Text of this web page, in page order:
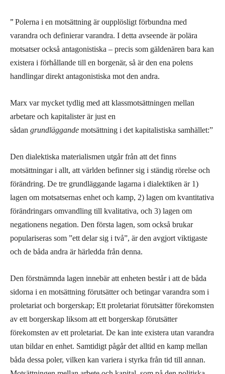
” Polerna i en motsättning är oupplösligt förbundna med
varandra och definierar varandra. I detta avseende är polära
motsatser också antagonistiska – precis som gäldenären bara kan
existera i förhållande till en borgenär, så är den ena polens
handlingar direkt antagonistiska mot den andra.
Marx var mycket tydlig med att klassmotsättningen mellan
arbetare och kapitalister är just en
sådan grundläggande motsättning i det kapitalistiska samhället:”
Den dialektiska materialismen utgår från att det finns
motsättningar i allt, att världen befinner sig i ständig rörelse och
förändring. De tre grundläggande lagarna i dialektiken är 1)
lagen om motsatsernas enhet och kamp, 2) lagen om kvantitativa
förändringars omvandling till kvalitativa, och 3) lagen om
negationens negation. Den första lagen, som också brukar
populariseras som ”ett delar sig i två”, är den avgjort viktigaste
och de båda andra är härledda från denna.
Den förstnämnda lagen innebär att enheten består i att de båda
sidorna i en motsättning förutsätter och betingar varandra som i
proletariat och borgerskap; Ett proletariat förutsätter förekomsten
av ett borgerskap liksom att ett borgerskap förutsätter
förekomsten av ett proletariat. De kan inte existera utan varandra
utan bildar en enhet. Samtidigt pågår det alltid en kamp mellan
båda dessa poler, vilken kan variera i styrka från tid till annan.